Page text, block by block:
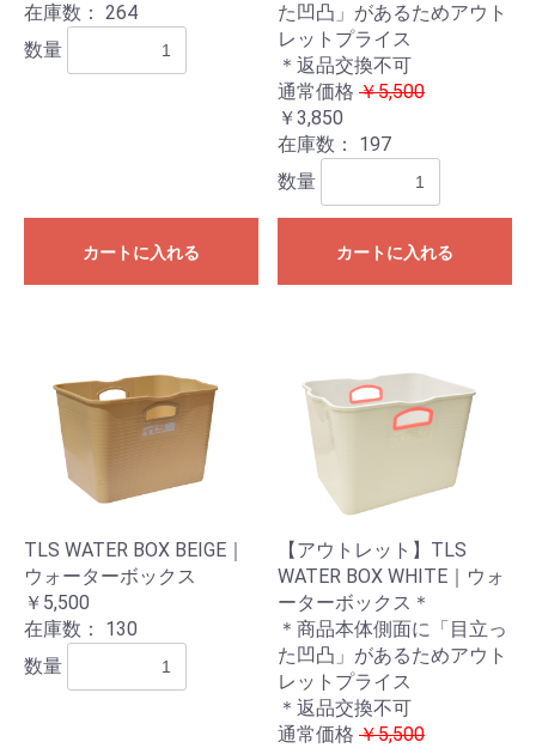
在庫数： 264
数量
カートに入れる
た凹凸」があるためアウト
レットプライス
＊返品交換不可
通常価格 ￥5,500
￥3,850
在庫数： 197
数量
カートに入れる
TLS WATER BOX BEIGE｜
ウォーターボックス
￥5,500
在庫数： 130
数量
【アウトレット】TLS
WATER BOX WHITE｜ウォ
ーターボックス＊
＊商品本体側面に「目立っ
た凹凸」があるためアウト
レットプライス
＊返品交換不可
通常価格 ￥5,500